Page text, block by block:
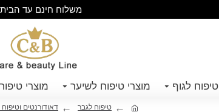
משלוח חינם עד הבית
טיפוח לגוף מוצרי טיפוח לשיער מוצרי
טיפוח לגבר דאודורנטים וטיפוח